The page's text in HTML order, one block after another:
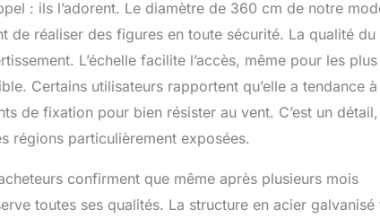
: ils l’adorent. Le diamètre de 360 cm de notre
réaliser des figures en toute sécurité. La qualité du
L’échelle facilite l’accès, même pour les plus
Certains utilisateurs rapportent qu’elle a tendance à
de fixation pour bien résister au vent. C’est un détail,
régions particulièrement exposées.
confirment que même après plusieurs mois
toutes ses qualités. La structure en acier galvanisé